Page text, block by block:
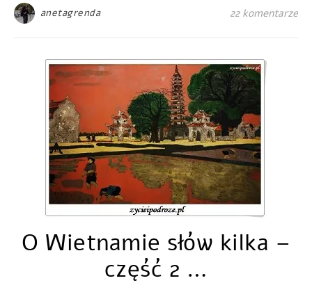
anetagrenda 22 komentarze
O Wietnamie słów kilka –
część 2 …